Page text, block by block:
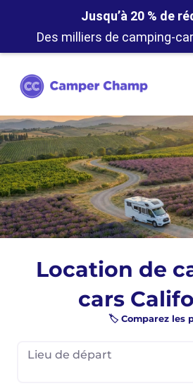
Jusqu’à 20 % de
Des milliers de camping-
Location de
cars
🏷️ Comparez les
Lieu de départ